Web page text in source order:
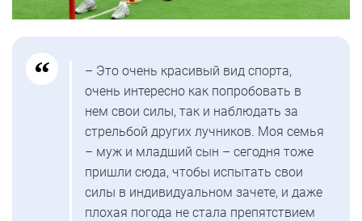
– Это очень красивый вид спорта,
очень интересно как попробовать в
нем свои силы, так и наблюдать за
стрельбой других лучников. Моя семья
– муж и младший сын – сегодня тоже
пришли сюда, чтобы испытать свои
силы в индивидуальном зачете, и даже
плохая погода не стала препятствием